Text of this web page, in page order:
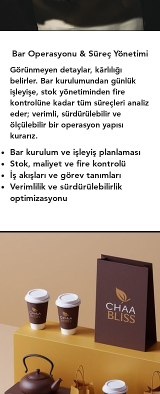
Bar Operasyonu & Süreç Yönetimi
Görünmeyen detaylar, kârlılığı
belirler. Bar kurulumundan günlük
işleyişe, stok yönetiminden fire
kontrolüne kadar tüm süreçleri analiz
eder; verimli, sürdürülebilir ve
ölçülebilir bir operasyon yapısı
kurarız.
Bar kurulum ve işleyiş planlaması
Stok, maliyet ve fire kontrolü
İş akışları ve görev tanımları
Verimlilik ve sürdürülebilirlik
optimizasyonu